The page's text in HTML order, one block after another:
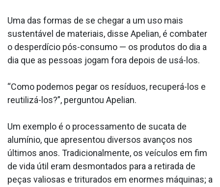
Uma das formas de se chegar a um uso mais
sustentável de materiais, disse Apelian, é combater
o desperdício pós-consumo — os produtos do dia a
dia que as pessoas jogam fora depois de usá-los.
“Como podemos pegar os resíduos, recuperá-los e
reutilizá-los?”, perguntou Apelian.
Um exemplo é o processamento de sucata de
alumínio, que apresentou diversos avanços nos
últimos anos. Tradicionalmente, os veículos em fim
de vida útil eram desmontados para a retirada de
peças valiosas e triturados em enormes máquinas; a